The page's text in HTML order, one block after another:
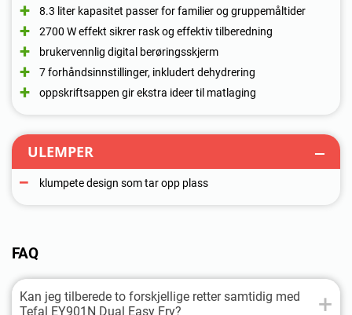
8.3 liter kapasitet passer for familier og gruppemåltider
2700 W effekt sikrer rask og effektiv tilberedning
brukervennlig digital berøringsskjerm
7 forhåndsinnstillinger, inkludert dehydrering
oppskriftsappen gir ekstra ideer til matlaging
ULEMPER
klumpete design som tar opp plass
FAQ
Kan jeg tilberede to forskjellige retter samtidig med
Tefal EY901N Dual Easy Fry?